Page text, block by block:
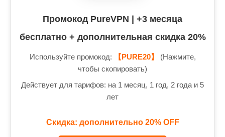
Промокод PureVPN | +3 месяца
бесплатно + дополнительная скидка 20%
Используйте промокод: 【PURE20】
(Нажмите,
чтобы скопировать)
Действует для тарифов: на 1 месяц, 1 год, 2 года и 5
лет
Скидка: дополнительно 20% OFF